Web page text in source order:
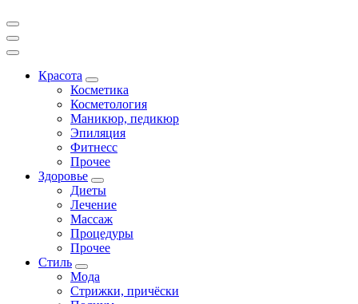
Красота
Косметика
Косметология
Маникюр, педикюр
Эпиляция
Фитнесс
Прочее
Здоровье
Диеты
Лечение
Массаж
Процедуры
Прочее
Стиль
Мода
Стрижки, причёски